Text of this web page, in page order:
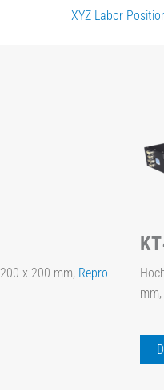
XYZ Labor
200 x 200 mm, Repro
mm,